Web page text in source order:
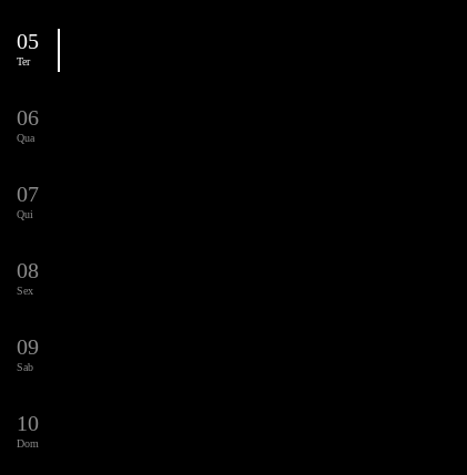
05
Ter
06
Qua
07
Qui
08
Sex
09
Sab
10
Dom